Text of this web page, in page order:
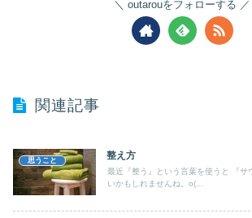
outarouをフォローする
関連記事
思うこと 整え方
最近『整う』という言葉を使うと 『サ
いかもしれませんね。o(...